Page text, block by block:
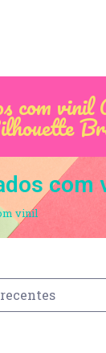
com vinil
com
vinil